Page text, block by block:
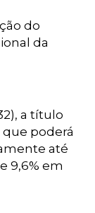
do
da
a título
poderá
até
9,6% em